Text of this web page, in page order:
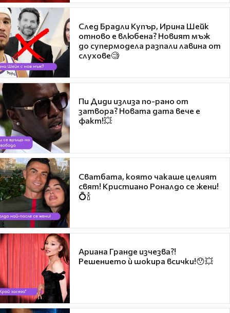
След Брадли Купър, Ирина Шейк
отново е влюбена? Новият мъж
до супермодела разпали лавина от
слухове🧐
Пи Диди излиза по-рано от
затвора? Новата дата вече е
факт!💥
Сватбата, която чакаше целият
свят! Кристиано Роналдо се жени!
💍🍾
Ариана Гранде изчезва?!
Решението ѝ шокира всички!😯💥